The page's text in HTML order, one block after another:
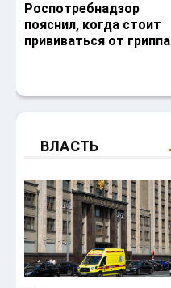
Роспотребнадзор
пояснил, когда стоит
прививаться от гриппа
ВЛАСТЬ